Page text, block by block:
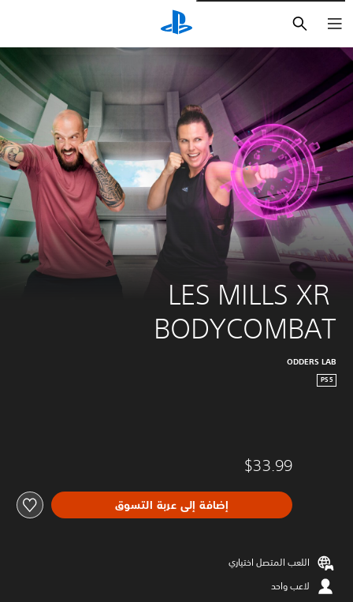
LES MILLS XR
BODYCOMBAT
ODDERS LAB
PS5
$33.99
إضافة إلى عربة التسوق
اللعب المتصل اختياري
لاعب واحد